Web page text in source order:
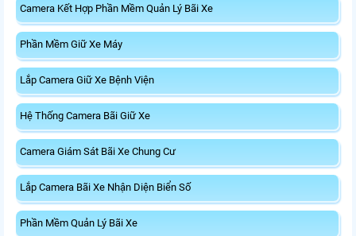
Camera Kết Hợp Phần Mềm Quản Lý Bãi Xe
Phần Mềm Giữ Xe Máy
Lắp Camera Giữ Xe Bệnh Viện
Hệ Thống Camera Bãi Giữ Xe
Camera Giám Sát Bãi Xe Chung Cư
Lắp Camera Bãi Xe Nhận Diện Biển Số
Phần Mềm Quản Lý Bãi Xe